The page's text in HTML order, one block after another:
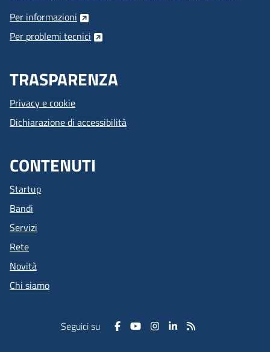
Per informazioni
Per problemi tecnici
TRASPARENZA
Privacy e cookie
Dichiarazione di accessibilità
CONTENUTI
Startup
Bandi
Servizi
Rete
Novità
Chi siamo
Seguici su